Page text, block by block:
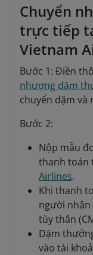
Chuyển
trực tiếp
Vietnam
Bước 1: Điền
nhượng dặm
chuyển dặm và
Bước 2:
Nộp mẫu
thanh toán
Airlines.
Khi thanh
người
tùy thân
Dặm
vào tài